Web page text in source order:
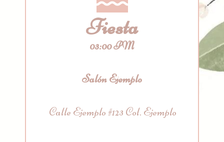
Fiesta
03:00 PM
Salón Ejemplo
Calle Ejemplo #123 Col. Ejemplo